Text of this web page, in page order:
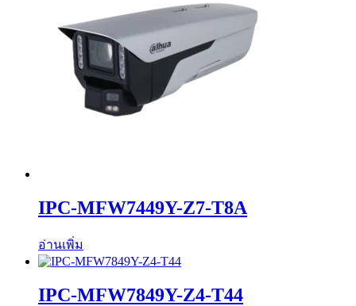
IPC-MFW7449Y-Z7-T8A
อ่านเพิ่ม
IPC-MFW7849Y-Z4-T44